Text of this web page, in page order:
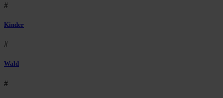
#
Kinder
#
Wald
#